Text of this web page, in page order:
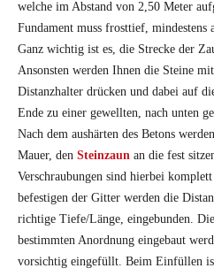
welche im Abstand von 2,50 Meter
Fundament muss frosttief, mindestens
Ganz wichtig ist es, die Strecke der
Ansonsten werden Ihnen die Steine
Distanzhalter drücken und dabei auf
Ende zu einer gewellten, nach unten
Nach dem aushärten des Betons
Mauer, den Steinzaun an die fest
Verschraubungen sind hierbei
befestigen der Gitter werden die
richtige Tiefe/Länge, eingebunden.
bestimmten Anordnung eingebaut
vorsichtig eingefüllt. Beim Einfüllen